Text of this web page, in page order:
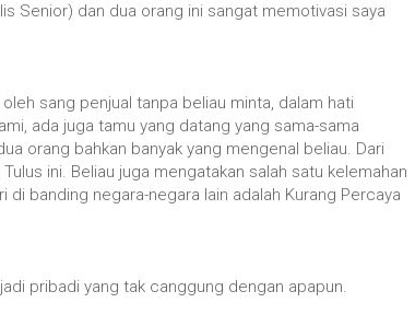
Senior) dan dua orang ini sangat memotivasi saya
sang penjual tanpa beliau minta, dalam hati
ada juga tamu yang datang yang sama-sama
orang bahkan banyak yang mengenal beliau. Dari
ini. Beliau juga mengatakan salah satu kelemahan
banding negara-negara lain adalah Kurang Percaya
pribadi yang tak canggung dengan apapun.